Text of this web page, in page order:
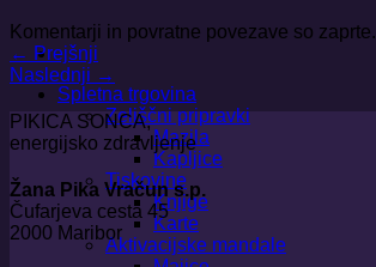
Spletna trgovina
Zeliščni pripravki
Mazila
Kapljice
Tiskovine
Knjige
Karte
Aktivacijske mandale
Komentarji in povratne povezave so zaprte.
← Prejšnji
Naslednji →
PIKICA SONCA,
energijsko zdravljenje
Žana Pika Vračun s.p.
Čufarjeva cesta 45
2000 Maribor